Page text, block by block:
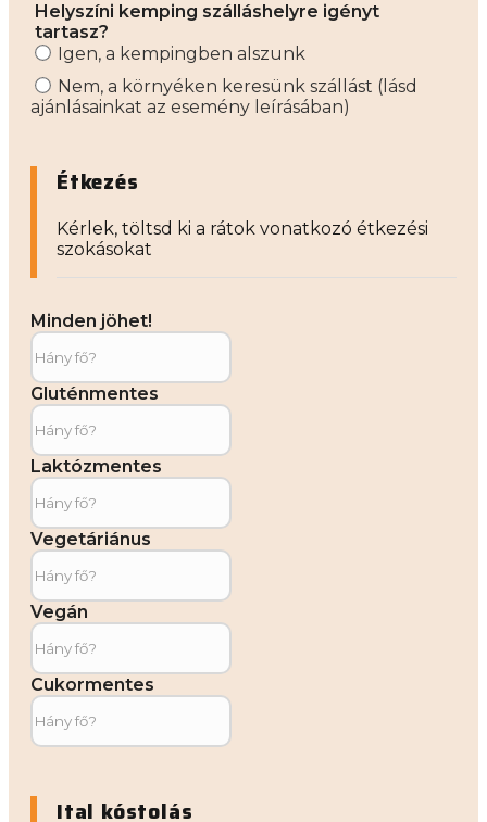
Helyszíni kemping szálláshelyre igényt
tartasz?
Igen, a kempingben alszunk
Nem, a környéken keresünk szállást (lásd
ajánlásainkat az esemény leírásában)
Étkezés
Kérlek, töltsd ki a rátok vonatkozó étkezési
szokásokat
Minden jöhet!
Gluténmentes
Laktózmentes
Vegetáriánus
Vegán
Cukormentes
Ital kóstolás